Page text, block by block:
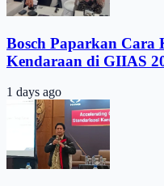
Bosch Paparkan Cara
Kendaraan di GIIAS
1 days ago